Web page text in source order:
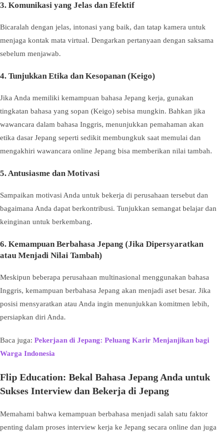
3. Komunikasi yang Jelas dan Efektif
Bicaralah dengan jelas, intonasi yang baik, dan tatap kamera untuk
menjaga kontak mata virtual. Dengarkan pertanyaan dengan saksama
sebelum menjawab.
4. Tunjukkan Etika dan Kesopanan (Keigo)
Jika Anda memiliki kemampuan bahasa Jepang kerja, gunakan
tingkatan bahasa yang sopan (Keigo) sebisa mungkin. Bahkan jika
wawancara dalam bahasa Inggris, menunjukkan pemahaman akan
etika dasar Jepang seperti sedikit membungkuk saat memulai dan
mengakhiri wawancara online Jepang bisa memberikan nilai tambah.
5. Antusiasme dan Motivasi
Sampaikan motivasi Anda untuk bekerja di perusahaan tersebut dan
bagaimana Anda dapat berkontribusi. Tunjukkan semangat belajar dan
keinginan untuk berkembang.
6. Kemampuan Berbahasa Jepang (Jika Dipersyaratkan
atau Menjadi Nilai Tambah)
Meskipun beberapa perusahaan multinasional menggunakan bahasa
Inggris, kemampuan berbahasa Jepang akan menjadi aset besar. Jika
posisi mensyaratkan atau Anda ingin menunjukkan komitmen lebih,
persiapkan diri Anda.
Baca juga: Pekerjaan di Jepang: Peluang Karir Menjanjikan bagi
Warga Indonesia
Flip Education: Bekal Bahasa Jepang Anda untuk
Sukses Interview dan Bekerja di Jepang
Memahami bahwa kemampuan berbahasa menjadi salah satu faktor
penting dalam proses interview kerja ke Jepang secara online dan juga